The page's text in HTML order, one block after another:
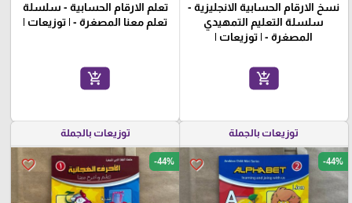
نسخ الارقام الحسابية الانجليزية -
سلسلة التعليم التمهيدي
المصغرة - | توزيعات |
add_shopping_cart
تعلم الارقام الحسابية - سلسلة
تعلم معنا المصغرة - | توزيعات |
add_shopping_cart
توزيعات بالجملة
favorite_border -44%
توزيعات بالجملة
favorite_border -44%